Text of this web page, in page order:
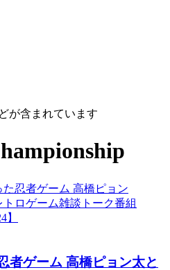
が含まれています
者ゲーム 高橋ピョン太と